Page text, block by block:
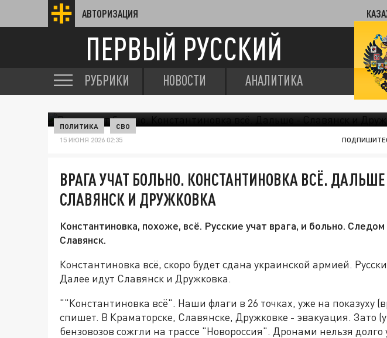
АВТОРИЗАЦИЯ
ПЕРВЫЙ РУССКИЙ
РУБРИКИ НОВОСТИ АНАЛИТИКА
ПОЛИТИКА СВО
15 ИЮНЯ 2026 02:35
ВРАГА УЧАТ БОЛЬНО. КОНСТАНТИНОВКА ВСЁ.
СЛАВЯНСК И ДРУЖКОВКА
Константиновка, похоже, всё. Русские учат врага, и больно.
Славянск.
Константиновка всё, скоро будет сдана украинской армией.
Далее идут Славянск и Дружковка.
""Константиновка всё". Наши флаги в 26 точках, уже на показуху
спишет. В Краматорске, Славянске, Дружковке - эвакуация. Зато
бензовозов сожгли на трассе "Новороссия". Дронами нельзя